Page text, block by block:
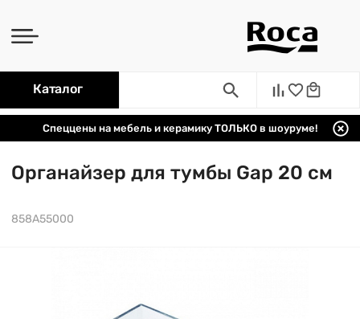
Каталог
Спеццены на мебель и керамику ТОЛЬКО в шоуруме!
Органайзер для тумбы Gap 20 см
858A55000